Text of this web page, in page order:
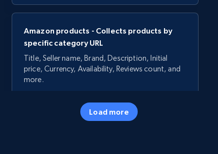
Amazon products - Collects products by
specific category URL
Title, Seller name, Brand, Description, Initial
price, Currency, Availability, Reviews count, and
more.
5.7K+
Load more